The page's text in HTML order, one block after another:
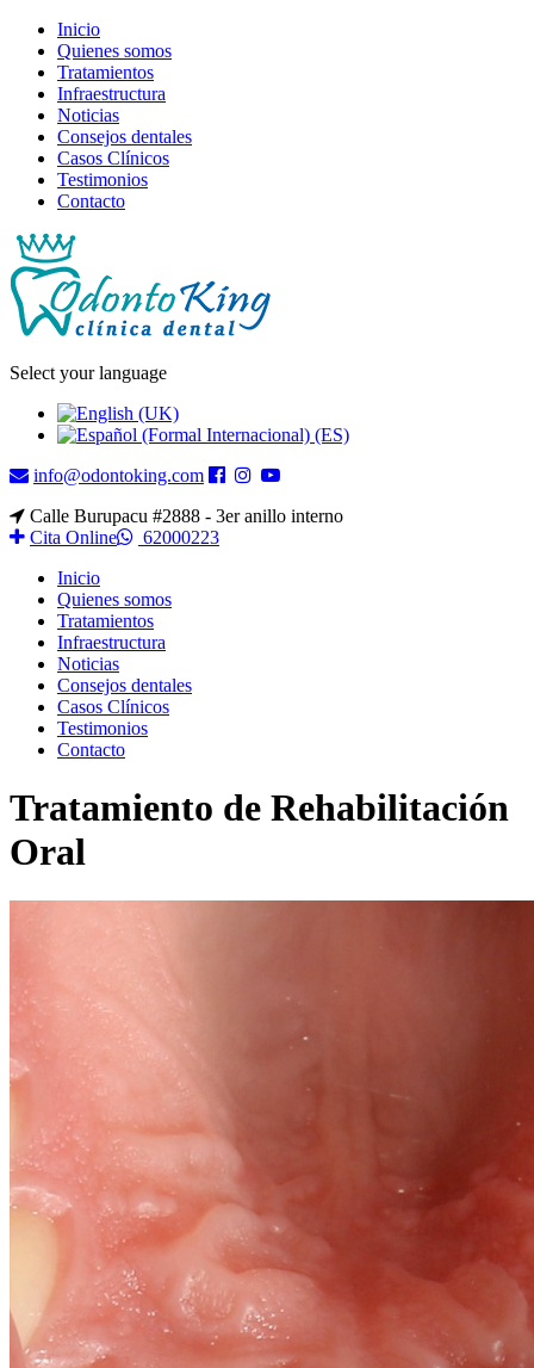
Inicio
Quienes somos
Tratamientos
Infraestructura
Noticias
Consejos dentales
Casos Clínicos
Testimonios
Contacto
Select your language
info@odontoking.com
Calle Burupacu #2888 - 3er anillo interno
Cita Online
62000223
Inicio
Quienes somos
Tratamientos
Infraestructura
Noticias
Consejos dentales
Casos Clínicos
Testimonios
Contacto
Tratamiento de Rehabilitación
Oral